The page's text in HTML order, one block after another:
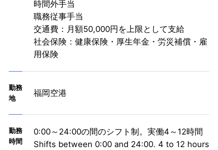
時間外手当
職務従事手当
交通費：月額50,000円を上限として支給
社会保険：健康保険・厚生年金・労災補償・雇
用保険
勤務
地
福岡空港
勤務
時間
0:00～24:00の間のシフト制。実働4～12時間
Shifts between 0:00 and 24:00. 4 to 12 hours